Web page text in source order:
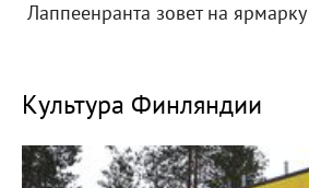
Лаппеенранта зовет на
Культура Финляндии